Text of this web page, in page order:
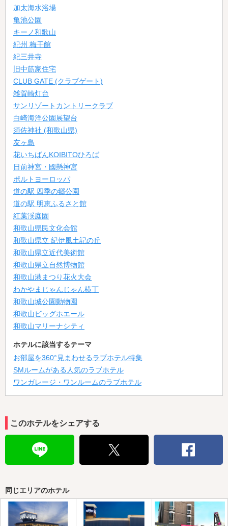
加太海水浴場
亀池公園
キーノ和歌山
紀州 梅干館
紀三井寺
旧中筋家住宅
CLUB GATE (クラブゲート)
雑賀崎灯台
サンリゾートカントリークラブ
白崎海洋公園展望台
須佐神社 (和歌山県)
友ヶ島
花いちばんKOIBITOひろば
日前神宮・國懸神宮
ポルトヨーロッパ
道の駅 四季の郷公園
道の駅 明恵ふるさと館
紅葉渓庭園
和歌山県民文化会館
和歌山県立 紀伊風土記の丘
和歌山県立近代美術館
和歌山県立自然博物館
和歌山港まつり花火大会
わかやまじゃんじゃん横丁
和歌山城公園動物園
和歌山ビッグホエール
和歌山マリーナシティ
ホテルに該当するテーマ
お部屋を360°見まわせるラブホテル特集
SMルームがある人気のラブホテル
ワンガレージ・ワンルームのラブホテル
このホテルをシェアする
同じエリアのホテル